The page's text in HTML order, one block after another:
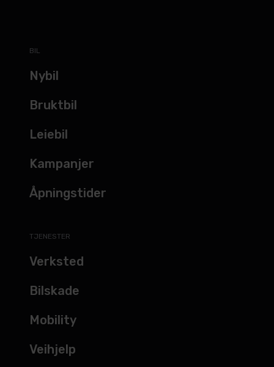
BIL
Nybil
Bruktbil
Leiebil
Kampanjer
Åpningstider
TJENESTER
Verksted
Bilskade
Mobility
Veihjelp